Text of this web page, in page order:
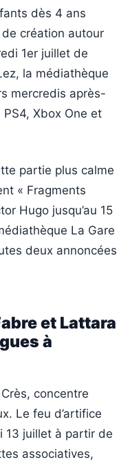
dès 4 ans
création autour
1er juillet de
la médiathèque
mercredis après-
Xbox One et
partie plus calme
« Fragments
Hugo jusqu’au 15
La Gare
deux annoncées
et Lattara
à
concentre
Le feu d’artifice
13 juillet à partir de
associatives,